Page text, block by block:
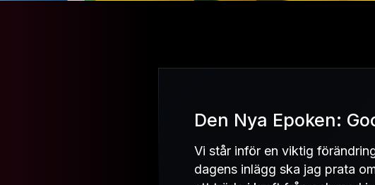
Den Nya Epoken:
Vi står inför en viktig
dagens inlägg ska jag prata